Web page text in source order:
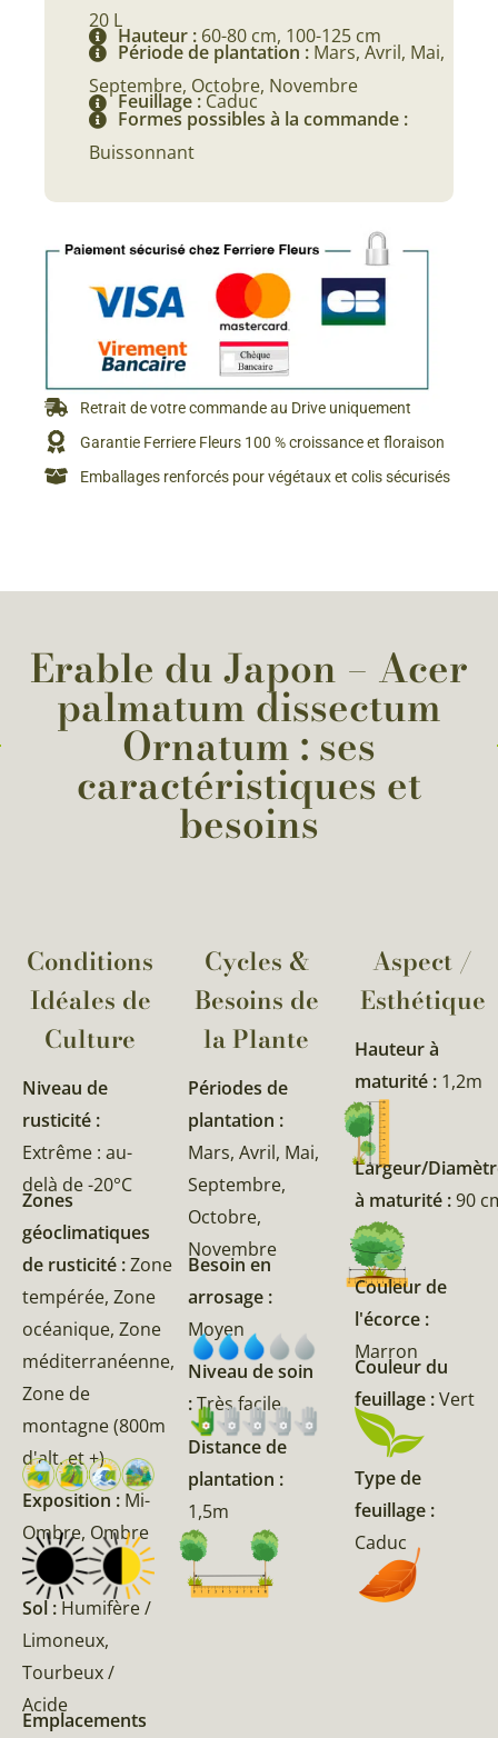
20 L
Hauteur : 60-80 cm, 100-125 cm
Période de plantation : Mars, Avril, Mai,
Septembre, Octobre, Novembre
Feuillage : Caduc
Formes possibles à la commande :
Buissonnant
Retrait de votre commande au Drive uniquement
Garantie Ferriere Fleurs 100 % croissance et floraison
Emballages renforcés pour végétaux et colis sécurisés
Erable du Japon – Acer
palmatum dissectum
Ornatum : ses
caractéristiques et
besoins
Conditions
Idéales de
Culture
Niveau de
rusticité :
Extrême : au-
delà de -20°C
Zones
géoclimatiques
de rusticité :Zone
tempérée, Zone
océanique, Zone
méditerranéenne,
Zone de
montagne (800m
d'alt. et +)
Exposition : Mi-
Ombre, Ombre
Sol : Humifère /
Limoneux,
Tourbeux /
Acide
Emplacements
Cycles &
Besoins de
la Plante​
Périodes de
plantation :
Mars, Avril, Mai,
Septembre,
Octobre,
Novembre
Besoin en
arrosage :
Moyen
Niveau de soin
:Très facile
Distance de
plantation :
1,5m
Aspect /
Esthétique
Hauteur à
maturité : 1,2m
Largeur/
à maturité :90
Couleur de
l'écorce :
Marron
Couleur du
feuillage :Vert
Type de
feuillage :
Caduc